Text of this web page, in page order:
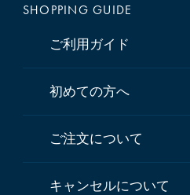
SHOPPING GUIDE
ご利用ガイド
初めての方へ
ご注文について
キャンセルについて